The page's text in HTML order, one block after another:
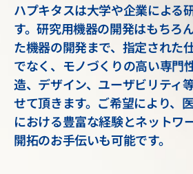
ハプキタスは大学や企業による
す。研究用機器の開発はもちろ
た機器の開発まで、指定された
でなく、モノづくりの高い専門
造、デザイン、ユーザビリティ
せて頂きます。ご希望により、
における豊富な経験とネットワ
開拓のお手伝いも可能です。